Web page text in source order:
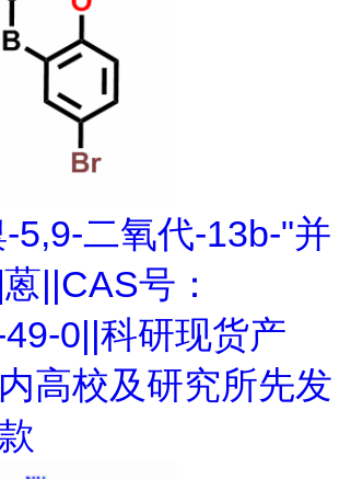
5,9-二氧代-13b-"并
||CAS号：
0||科研现货产
高校及研究所先发